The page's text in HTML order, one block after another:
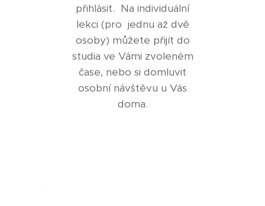
přihlásit. Na individuální
lekci (pro jednu až dvě
osoby) můžete přijít do
studia ve Vámi zvoleném
čase, nebo si domluvit
osobní návštěvu u Vás
doma.